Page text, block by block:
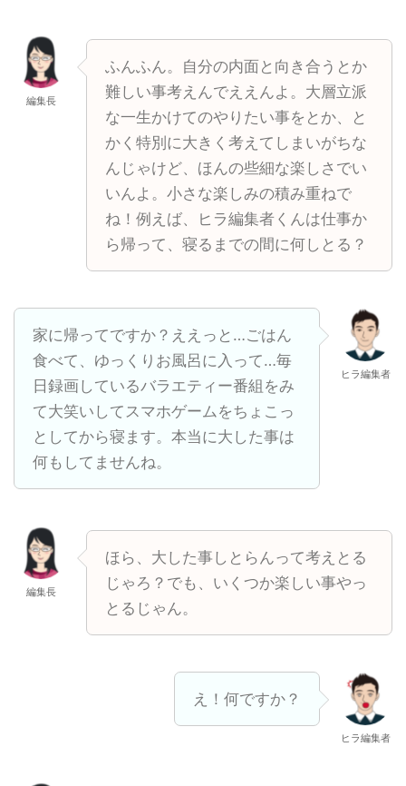
編集長
ふんふん。自分の内面と向き合うとか
難しい事考えんでええんよ。大層立派
な一生かけてのやりたい事をとか、と
かく特別に大きく考えてしまいがちな
んじゃけど、ほんの些細な楽しさでい
いんよ。小さな楽しみの積み重ねで
ね！例えば、ヒラ編集者くんは仕事か
ら帰って、寝るまでの間に何しとる？
家に帰ってですか？ええっと…ごはん
食べて、ゆっくりお風呂に入って…毎
日録画しているバラエティー番組をみ
て大笑いしてスマホゲームをちょこっ
としてから寝ます。本当に大した事は
何もしてませんね。
ヒラ編集者
編集長
ほら、大した事しとらんって考えとる
じゃろ？でも、いくつか楽しい事やっ
とるじゃん。
え！何ですか？
ヒラ編集者